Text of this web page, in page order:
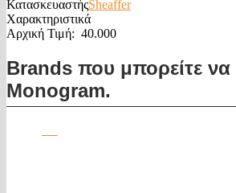
ΚατασκευαστήςSheaffer
Χαρακτηριστικά
Αρχική Τιμή: 40.000
Brands που μπορείτε να
Monogram.